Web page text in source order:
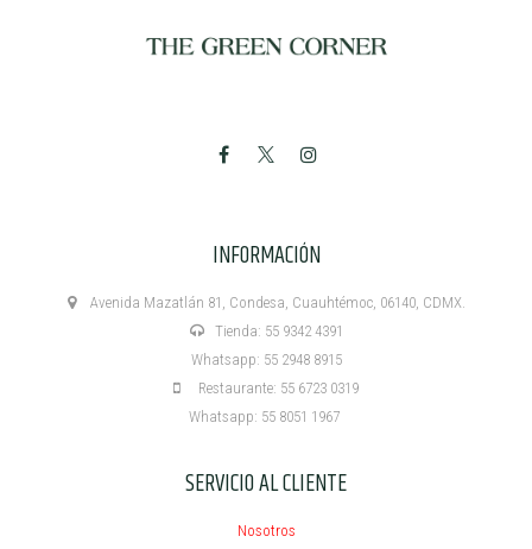
INFORMACIÓN
Avenida Mazatlán 81, Condesa, Cuauhtémoc, 06140, CDMX.
Tienda: 55 9342 4391
Whatsapp: 55 2948 8915
Restaurante: 55 6723 0319
Whatsapp: 55 8051 1967
SERVICIO AL CLIENTE
Nosotros